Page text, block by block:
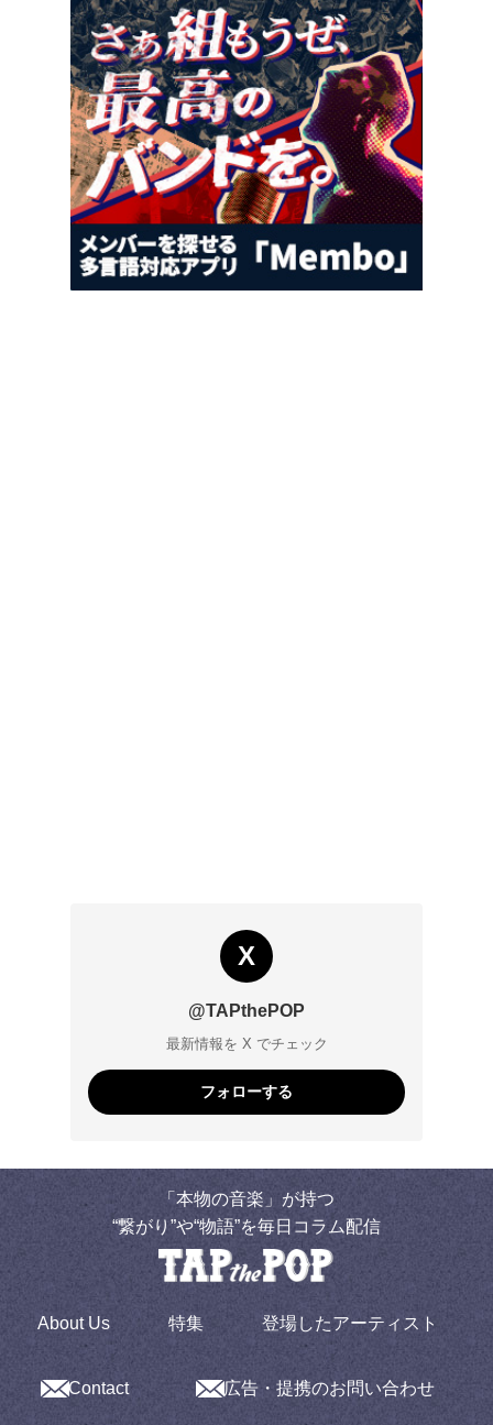
X
@TAPthePOP
最新情報を X でチェック
フォローする
「本物の音楽」が持つ
“繋がり”や“物語”を毎日コラム配信
About Us 特集 登場したアーティスト
Contact 広告・提携のお問い合わせ